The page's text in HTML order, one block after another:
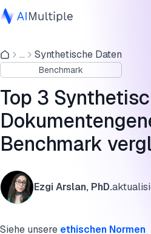
Agentische KI
Cybersicherheit
Daten
Unternehmenssoftware
Dienstleistungen
Kontaktieren
... Synthetische Daten
Benchmark
Top 3
Benchmark
Ezgi Arslan, PhD.
Siehe unsere ethischen Normen
Genalog
Tonic Textual
Gesamteinschätzung
8 Methoden zur Degradation